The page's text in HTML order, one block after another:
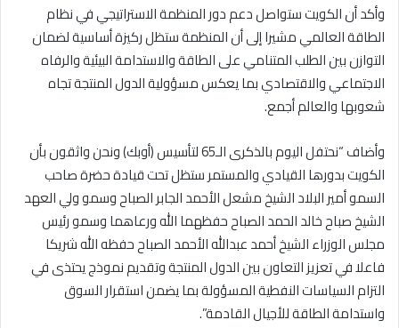
وأكد أن الكويت ستواصل دعم دور المنظمة الاستراتيجي في نظام
الطاقة العالمي مشيرا إلى أن المنظمة ستظل ركيزة أساسية لضمان
التوازن بين الطلب المتنامي على الطاقة والاستدامة البيئية والرفاه
الاجتماعي والاقتصادي بما يعكس مسؤولية الدول المنتجة تجاه
شعوبها والعالم أجمع.
وأضاف “نحتفل اليوم بالذكرى الـ65 لتأسيس (أوبك) ونحن واثقون بأن
الكويت بدورها القيادي والمستمر ستظل تحت قيادة حضرة صاحب
السمو أمير البلاد الشيخ مشعل الأحمد الجابر الصباح وسمو ولي العهد
الشيخ صباح خالد الحمد الصباح حفظهما الله ورعاهما وسمو رئيس
مجلس الوزراء الشيخ أحمد عبدالله الأحمد الصباح حفظه الله شريكا
فاعلا في تعزيز التعاون بين الدول المنتجة وتقديم نموذج يحتذى في
التزام السياسات النفطية المسؤولة بما يضمن استقرار السوق
واستدامة الطاقة للأجيال القادمة”.